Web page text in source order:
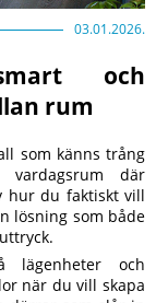
03.01.2026.
och
rum
som känns trång
där
hur du faktiskt vill
lösning som både
lägenheter och
när du vill skapa